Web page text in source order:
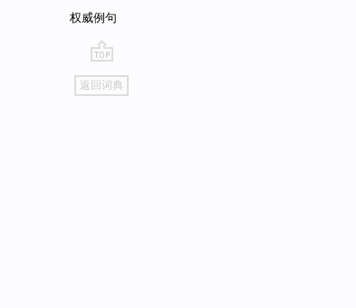
权威例句
go
top
返回词典